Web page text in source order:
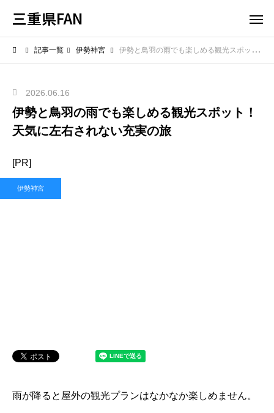
三重県FAN
記事一覧 伊勢神宮 伊勢と鳥羽の雨でも楽しめる観光スポット！天気に左右されない充実の旅
2026.06.16
伊勢と鳥羽の雨でも楽しめる観光スポット！
天気に左右されない充実の旅
[PR]
伊勢神宮
雨が降ると屋外の観光プランはなかなか楽しめません。